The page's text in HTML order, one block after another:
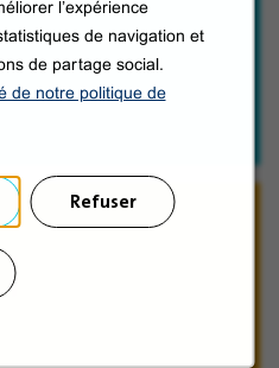
l’expérience
de navigation et
de partage social.
de notre politique de
Refuser